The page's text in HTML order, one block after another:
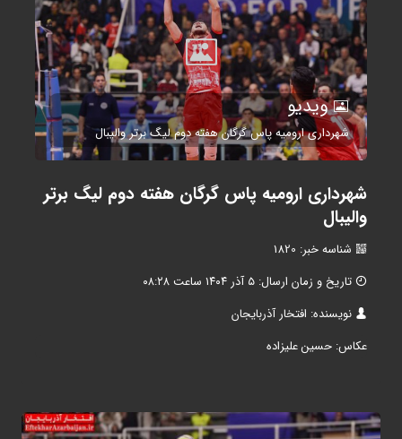
ویدیو
شهرداری ارومیه پاس گرگان هفته دوم لیگ برتر والیبال
شهرداری ارومیه پاس گرگان هفته دوم لیگ برتر
والیبال
شناسه خبر: 1820
تاریخ و زمان ارسال: ۵ آذر ۱۴۰۴ ساعت ۰۸:۲۸
نویسنده: افتخار آذربایجان
عکاس: حسین علیزاده